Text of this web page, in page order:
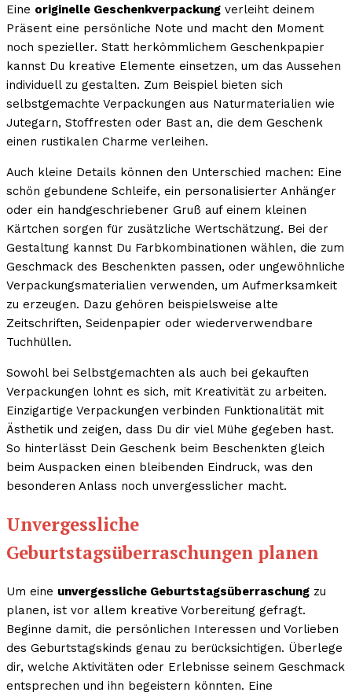
Eine originelle Geschenkverpackung verleiht deinem
Präsent eine persönliche Note und macht den Moment
noch spezieller. Statt herkömmlichem Geschenkpapier
kannst Du kreative Elemente einsetzen, um das Aussehen
individuell zu gestalten. Zum Beispiel bieten sich
selbstgemachte Verpackungen aus Naturmaterialien wie
Jutegarn, Stoffresten oder Bast an, die dem Geschenk
einen rustikalen Charme verleihen.
Auch kleine Details können den Unterschied machen: Eine
schön gebundene Schleife, ein personalisierter Anhänger
oder ein handgeschriebener Gruß auf einem kleinen
Kärtchen sorgen für zusätzliche Wertschätzung. Bei der
Gestaltung kannst Du Farbkombinationen wählen, die zum
Geschmack des Beschenkten passen, oder ungewöhnliche
Verpackungsmaterialien verwenden, um Aufmerksamkeit
zu erzeugen. Dazu gehören beispielsweise alte
Zeitschriften, Seidenpapier oder wiederverwendbare
Tuchhüllen.
Sowohl bei Selbstgemachten als auch bei gekauften
Verpackungen lohnt es sich, mit Kreativität zu arbeiten.
Einzigartige Verpackungen verbinden Funktionalität mit
Ästhetik und zeigen, dass Du dir viel Mühe gegeben hast.
So hinterlässt Dein Geschenk beim Beschenkten gleich
beim Auspacken einen bleibenden Eindruck, was den
besonderen Anlass noch unvergesslicher macht.
Unvergessliche
Geburtstagsüberraschungen planen
Um eine unvergessliche Geburtstagsüberraschung zu
planen, ist vor allem kreative Vorbereitung gefragt.
Beginne damit, die persönlichen Interessen und Vorlieben
des Geburtstagskinds genau zu berücksichtigen. Überlege
dir, welche Aktivitäten oder Erlebnisse seinem Geschmack
entsprechen und ihn begeistern könnten. Eine